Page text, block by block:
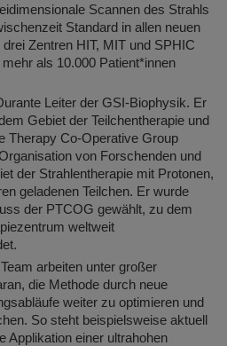
Scannen des Strahls
Standard in allen neuen
Zentren HIT, MIT und SPHIC
als 10.000 Patient*innen
Leiter der GSI-Biophysik. Er
Gebiet der Teilchentherapie und
Therapy Co-Operative Group
von Forschenden und
der Strahlentherapie mit Protonen,
geladenen Teilchen. Er wurde
der PTCOG gewählt, zu dem
weltweit
arbeiten unter großer
die Methode durch neue
weiter zu optimieren und
So steht beispielsweise aktuell
Applikation einer ultrahohen